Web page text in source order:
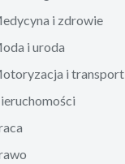
i zdrowie
i uroda
i transport